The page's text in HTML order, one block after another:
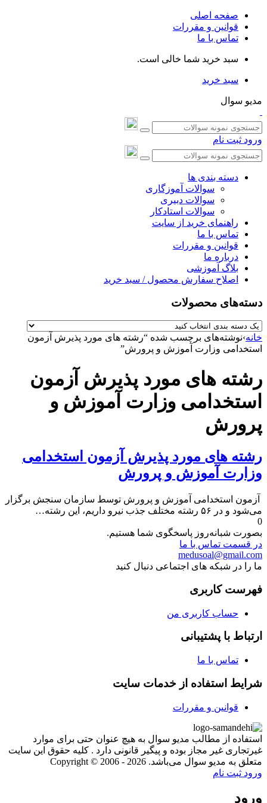
صفحه اصلی
قوانین و مقررات
تماس با ما
سبد خرید شما خالی است.
سبد خرید
مدیو سوال
ورود ثبت نام
دسته بندی ها
سوالات آموزگاری
سوالات دبیری
سوالات استادکار
راهنمای خرید از سایت
تماس با ما
قوانین و مقررات
درباره ما
بلاگ آموزشی
اصلاح سفارش محصول / سبد خرید
دسته‌های محصولات
خانه›نوشته‌های برچسب شده “رشته های مورد پذیرش آزمون
استخدامی وزارت آموزش و پرورش”
رشته های مورد پذیرش آزمون
استخدامی وزارت آموزش و
پرورش
رشته های مورد پذیرش آزمون استخدامی
وزارت آموزش و پرورش
آزمون استخدامی آموزش و پرورش توسط سازمان سنجش برگزار
می‌شود و در ۵۶ رشته مختلف جذب نیرو داریم، این رشته…
0
بصورت شبانه‌روز پاسخگوی شما هستیم.
در قسمت تماس با ما
medusoal@gmail.com
ما را در شبکه های اجتماعی دنبال کنید
فهرست کاربری
حساب کاربری من
ارتباط با پشتیبانی
تماس با ما
شرایط استفاده از خدمات سایت
قوانین و مقررات
استفاده از مطالب مدیو سوال به هیچ عنوان حتی برای موارد
غیرتجاری غیر مجاز بوده و پیگیر قانونی دارد . کلیه حقوق این سایت
متعلق به مدیو سوال می‌باشد. Copyright © 2006 - 2026
ورود ثبت نام
ورود